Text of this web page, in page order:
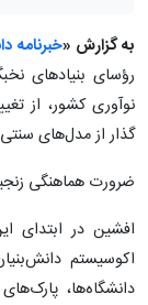
به گزارش «خبرنامه
رؤسای بنیادهای
نوآوری کشور، از
گذار از مدل‌های
ضرورت هماهنگی
افشین در ابتدای
اکوسیستم
دانشگاه‌ها،